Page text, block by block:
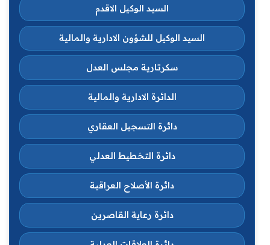
السيد الوكيل الاقدم
السيد الوكيل للشؤون الادارية والمالية
سكرتارية مجلس العدل
الدائرة الادارية والمالية
دائرة التسجيل العقاري
دائرة التخطيط العدلي
دائرة الأصلاح العراقية
دائرة رعاية القاصرين